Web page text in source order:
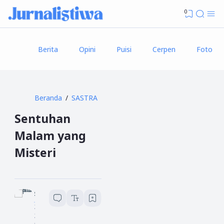
0
Berita Opini Puisi Cerpen Foto
Beranda SASTRA
Sentuhan
Malam yang
Misteri
2
2